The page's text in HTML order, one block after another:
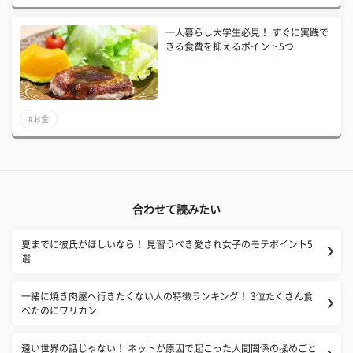
一人暮らし大学生必見！ すぐに実践で
きる食費を抑えるポイント5つ
#お金
合わせて読みたい
夏までに彼氏がほしいなら！ 見習うべき愛され女子のモテポイント5
選
一緒に焼き肉屋へ行きたくない人の特徴ランキング！ 3位たくさん食
べたのにワリカン
遠い世界の話じゃない！ ネットが原因で起こった人間関係の揉めごと